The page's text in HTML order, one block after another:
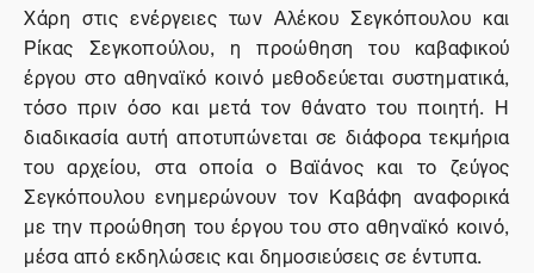
Χάρη στις ενέργειες των Αλέκου Σεγκόπουλου και
Ρίκας Σεγκοπούλου, η προώθηση του καβαφικού
έργου στο αθηναϊκό κοινό μεθοδεύεται συστηματικά,
τόσο πριν όσο και μετά τον θάνατο του ποιητή. Η
διαδικασία αυτή αποτυπώνεται σε διάφορα τεκμήρια
του αρχείου, στα οποία ο Βαϊάνος και το ζεύγος
Σεγκόπουλου ενημερώνουν τον Καβάφη αναφορικά
με την προώθηση του έργου του στο αθηναϊκό κοινό,
μέσα από εκδηλώσεις και δημοσιεύσεις σε έντυπα.